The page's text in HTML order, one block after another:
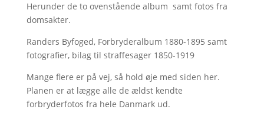
Herunder de to ovenstående album samt fotos fra
domsakter.
Randers Byfoged, Forbryderalbum 1880-1895 samt
fotografier, bilag til straffesager 1850-1919
Mange flere er på vej, så hold øje med siden her.
Planen er at lægge alle de ældst kendte
forbryderfotos fra hele Danmark ud.